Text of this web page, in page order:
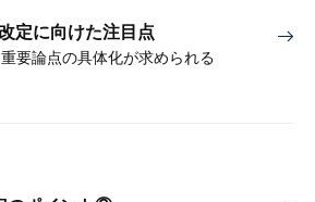
定に向けた注目点
要論点の具体化が求められる